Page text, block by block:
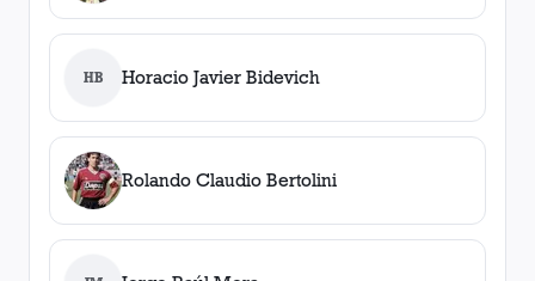
HB Horacio Javier Bidevich
Rolando Claudio Bertolini